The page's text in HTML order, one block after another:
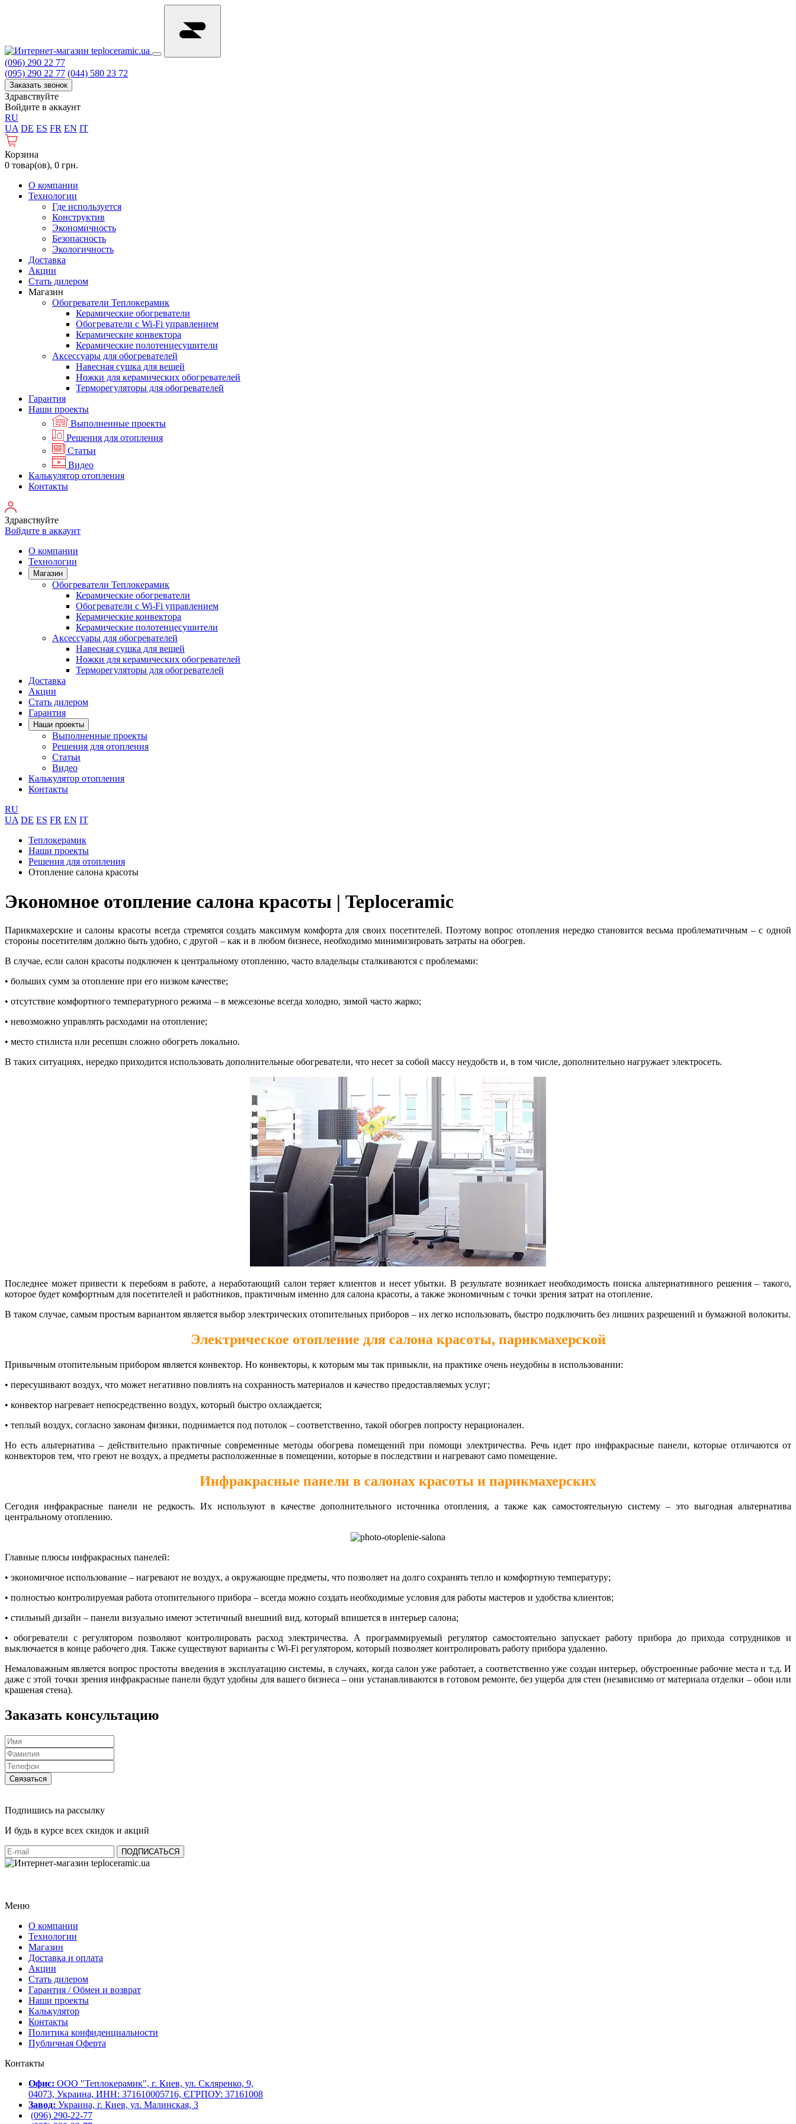
(096) 290 22 77
(095) 290 22 77 (044) 580 23 72
Заказать звонок
Здравствуйте
Войдите в аккаунт
RU
UA DE ES FR EN IT
Корзина
0 товар(ов), 0 грн.
О компании
Технологии
Где используется
Конструктив
Экономичность
Безопасность
Экологичность
Доставка
Акции
Стать дилером
Магазин
Обогреватели Теплокерамик
Керамические обогреватели
Обогреватели с Wi-Fi управлением
Керамические конвектора
Керамические полотенцесушители
Аксессуары для обогревателей
Навесная сушка для вещей
Ножки для керамических обогревателей
Терморегуляторы для обогревателей
Гарантия
Наши проекты
Выполненные проекты
Решения для отопления
Статьи
Видео
Калькулятор отопления
Контакты
Здравствуйте
Войдите в аккаунт
О компании
Технологии
Магазин
Обогреватели Теплокерамик
Керамические обогреватели
Обогреватели с Wi-Fi управлением
Керамические конвектора
Керамические полотенцесушители
Аксессуары для обогревателей
Навесная сушка для вещей
Ножки для керамических обогревателей
Терморегуляторы для обогревателей
Доставка
Акции
Стать дилером
Гарантия
Наши проекты
Выполненные проекты
Решения для отопления
Статьи
Видео
Калькулятор отопления
Контакты
RU
UA DE ES FR EN IT
Теплокерамик
Наши проекты
Решения для отопления
Отопление салона красоты
Экономное отопление салона красоты | Teploceramic
Парикмахерские и салоны красоты всегда стремятся создать максимум комфорта для своих посетителей. Поэтому вопрос отопления нередко становится весьма проблематичным – с одной
стороны посетителям должно быть удобно, с другой – как и в любом бизнесе, необходимо минимизировать затраты на обогрев.
В случае, если салон красоты подключен к центральному отоплению, часто владельцы сталкиваются с проблемами:
• больших сумм за отопление при его низком качестве;
• отсутствие комфортного температурного режима – в межсезонье всегда холодно, зимой часто жарко;
• невозможно управлять расходами на отопление;
• место стилиста или ресепшн сложно обогреть локально.
В таких ситуациях, нередко приходится использовать дополнительные обогреватели, что несет за собой массу неудобств и, в том числе, дополнительно нагружает электросеть.
Последнее может привести к перебоям в работе, а неработающий салон теряет клиентов и несет убытки. В результате возникает необходимость поиска альтернативного решения – такого,
которое будет комфортным для посетителей и работников, практичным именно для салона красоты, а также экономичным с точки зрения затрат на отопление.
В таком случае, самым простым вариантом является выбор электрических отопительных приборов – их легко использовать, быстро подключить без лишних разрешений и бумажной волокиты.
Электрическое отопление для салона красоты, парикмахерской
Привычным отопительным прибором является конвектор. Но конвекторы, к которым мы так привыкли, на практике очень неудобны в использовании:
• пересушивают воздух, что может негативно повлиять на сохранность материалов и качество предоставляемых услуг;
• конвектор нагревает непосредственно воздух, который быстро охлаждается;
• теплый воздух, согласно законам физики, поднимается под потолок – соответственно, такой обогрев попросту нерационален.
Но есть альтернатива – действительно практичные современные методы обогрева помещений при помощи электричества. Речь идет про инфракрасные панели, которые отличаются от
конвекторов тем, что греют не воздух, а предметы расположенные в помещении, которые в последствии и нагревают само помещение.
Инфракрасные панели в салонах красоты и парикмахерских
Сегодня инфракрасные панели не редкость. Их используют в качестве дополнительного источника отопления, а также как самостоятельную систему – это выгодная альтернатива
центральному отоплению.
Главные плюсы инфракрасных панелей:
• экономичное использование – нагревают не воздух, а окружающие предметы, что позволяет на долго сохранять тепло и комфортную температуру;
• полностью контролируемая работа отопительного прибора – всегда можно создать необходимые условия для работы мастеров и удобства клиентов;
• стильный дизайн – панели визуально имеют эстетичный внешний вид, который впишется в интерьер салона;
• обогреватели с регулятором позволяют контролировать расход электричества. А программируемый регулятор самостоятельно запускает работу прибора до прихода сотрудников и
выключается в конце рабочего дня. Также существуют варианты с Wi-Fi регулятором, который позволяет контролировать работу прибора удаленно.
Немаловажным является вопрос простоты введения в эксплуатацию системы, в случаях, когда салон уже работает, а соответственно уже создан интерьер, обустроенные рабочие места и т.д. И
даже с этой точки зрения инфракрасные панели будут удобны для вашего бизнеса – они устанавливаются в готовом ремонте, без ущерба для стен (независимо от материала отделки – обои или
крашеная стена).
Заказать консультацию
Связаться
Подпишись на рассылку
И будь в курсе всех скидок и акций
Меню
О компании
Технологии
Магазин
Доставка и оплата
Акции
Стать дилером
Гарантия / Обмен и возврат
Наши проекты
Калькулятор
Контакты
Политика конфиденциальности
Публичная Оферта
Контакты
Офис: ООО "Теплокерамик", г. Киев, ул. Скляренко, 9,
04073, Украина, ИНН: 371610005716, ЄГРПОУ: 37161008
Завод: Украина, г. Киев, ул. Малинская, 3
(096) 290-22-77